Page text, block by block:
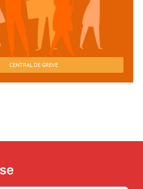
CENTRAL DE GREVE